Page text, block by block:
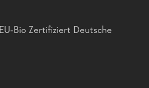
Bio Zertifiziert Deutsche